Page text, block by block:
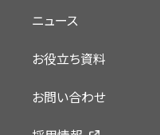
ニュース
お役立ち資料
お問い合わせ